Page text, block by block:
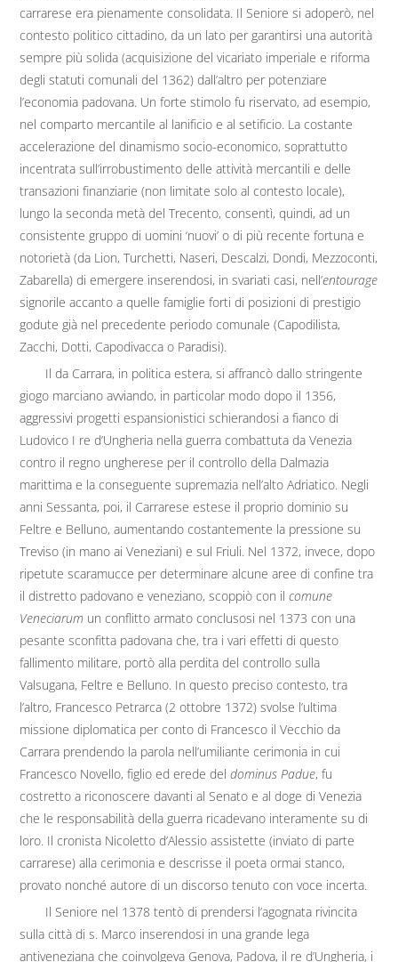
carrarese era pienamente consolidata. Il Seniore si adoperò, nel
contesto politico cittadino, da un lato per garantirsi una autorità
sempre più solida (acquisizione del vicariato imperiale e riforma
degli statuti comunali del 1362) dall’altro per potenziare
l’economia padovana. Un forte stimolo fu riservato, ad esempio,
nel comparto mercantile al lanificio e al setificio. La costante
accelerazione del dinamismo socio-economico, soprattutto
incentrata sull’irrobustimento delle attività mercantili e delle
transazioni finanziarie (non limitate solo al contesto locale),
lungo la seconda metà del Trecento, consentì, quindi, ad un
consistente gruppo di uomini ‘nuovi’ o di più recente fortuna e
notorietà (da Lion, Turchetti, Naseri, Descalzi, Dondi, Mezzoconti,
Zabarella) di emergere inserendosi, in svariati casi, nell’entourage
signorile accanto a quelle famiglie forti di posizioni di prestigio
godute già nel precedente periodo comunale (Capodilista,
Zacchi, Dotti, Capodivacca o Paradisi).
Il da Carrara, in politica estera, si affrancò dallo stringente
giogo marciano avviando, in particolar modo dopo il 1356,
aggressivi progetti espansionistici schierandosi a fianco di
Ludovico I re d’Ungheria nella guerra combattuta da Venezia
contro il regno ungherese per il controllo della Dalmazia
marittima e la conseguente supremazia nell’alto Adriatico. Negli
anni Sessanta, poi, il Carrarese estese il proprio dominio su
Feltre e Belluno, aumentando costantemente la pressione su
Treviso (in mano ai Veneziani) e sul Friuli. Nel 1372, invece, dopo
ripetute scaramucce per determinare alcune aree di confine tra
il distretto padovano e veneziano, scoppiò con ilcomune
Veneciarum un conflitto armato conclusosi nel 1373 con una
pesante sconfitta padovana che, tra i vari effetti di questo
fallimento militare, portò alla perdita del controllo sulla
Valsugana, Feltre e Belluno. In questo preciso contesto, tra
l’altro, Francesco Petrarca (2 ottobre 1372) svolse l’ultima
missione diplomatica per conto di Francesco il Vecchio da
Carrara prendendo la parola nell’umiliante cerimonia in cui
Francesco Novello, figlio ed erede deldominus Padue, fu
costretto a riconoscere davanti al Senato e al doge di Venezia
che le responsabilità della guerra ricadevano interamente su di
loro. Il cronista Nicoletto d’Alessio assistette (inviato di parte
carrarese) alla cerimonia e descrisse il poeta ormai stanco,
provato nonché autore di un discorso tenuto con voce incerta.
Il Seniore nel 1378 tentò di prendersi l’agognata rivincita
sulla città di s. Marco inserendosi in una grande lega
antiveneziana che coinvolgeva Genova, Padova, il re d’Ungheria, i